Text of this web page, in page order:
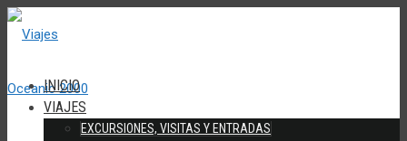
INICIO
VIAJES
EXCURSIONES, VISITAS Y ENTRADAS